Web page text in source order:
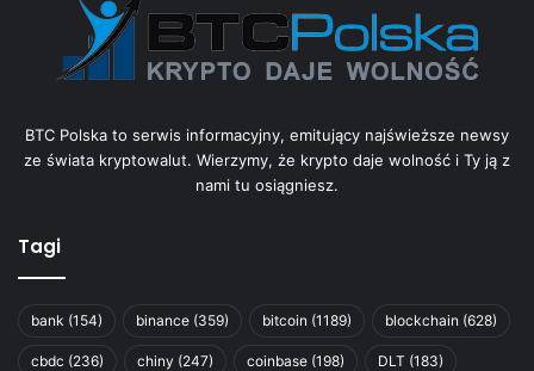
BTC Polska to serwis informacyjny, emitujący najświeższe newsy
ze świata kryptowalut. Wierzymy, że krypto daje wolność i Ty ją z
nami tu osiągniesz.
Tagi
bank (154) binance (359) bitcoin (1189) blockchain (628)
cbdc (236) chiny (247) coinbase (198) DLT (183)